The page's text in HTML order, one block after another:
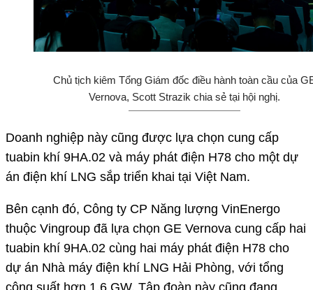
Chủ tịch kiêm Tổng Giám đốc điều hành toàn cầu của
Vernova, Scott Strazik chia sẻ tại hội nghị.
Doanh nghiệp này cũng được lựa chọn cung cấp
tuabin khí 9HA.02 và máy phát điện H78 cho một dự
án điện khí LNG sắp triển khai tại Việt Nam.
Bên cạnh đó, Công ty CP Năng lượng VinEnergo
thuộc Vingroup đã lựa chọn GE Vernova cung cấp hai
tuabin khí 9HA.02 cùng hai máy phát điện H78 cho
dự án Nhà máy điện khí LNG Hải Phòng, với tổng